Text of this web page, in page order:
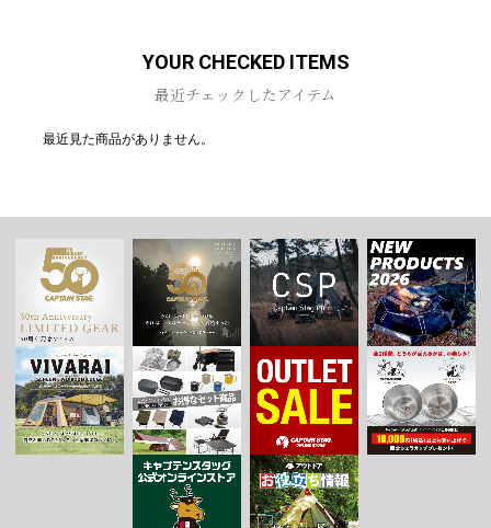
YOUR CHECKED ITEMS
最近チェックしたアイテム
最近見た商品がありません。